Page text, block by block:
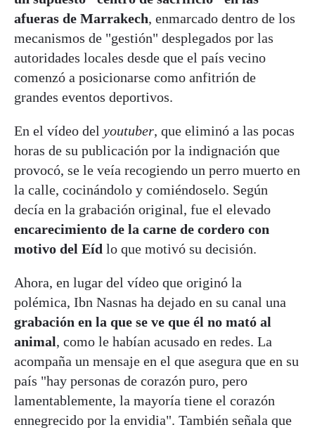
afueras de Marrakech, enmarcado dentro de los
mecanismos de "gestión" desplegados por las
autoridades locales desde que el país vecino
comenzó a posicionarse como anfitrión de
grandes eventos deportivos.
En el vídeo del youtuber, que eliminó a las pocas
horas de su publicación por la indignación que
provocó, se le veía recogiendo un perro muerto en
la calle, cocinándolo y comiéndoselo. Según
decía en la grabación original, fue el elevado
encarecimiento de la carne de cordero con
motivo del Eíd lo que motivó su decisión.
Ahora, en lugar del vídeo que originó la
polémica, Ibn Nasnas ha dejado en su canal una
grabación en la que se ve que él no mató al
animal, como le habían acusado en redes. La
acompaña un mensaje en el que asegura que en su
país "hay personas de corazón puro, pero
lamentablemente, la mayoría tiene el corazón
ennegrecido por la envidia". También señala que